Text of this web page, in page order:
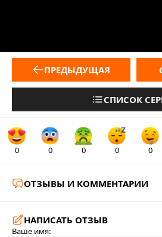
ПРЕДЫДУЩАЯ
СПИСОК
0 0 0 0 0
ОТЗЫВЫ И КОММЕНТАРИИ
НАПИСАТЬ ОТЗЫВ
Ваше имя: